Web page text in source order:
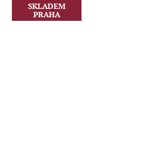
SKLADEM
PRAHA